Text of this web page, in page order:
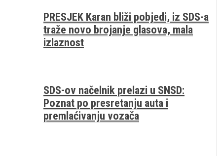
PRESJEK Karan bliži pobjedi, iz SDS-a
traže novo brojanje glasova, mala
izlaznost
SDS-ov načelnik prelazi u SNSD:
Poznat po presretanju auta i
premlaćivanju vozača